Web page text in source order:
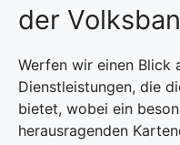
der
Werfen wir einen Blick
Dienstleistungen, die
bietet, wobei ein
herausragenden